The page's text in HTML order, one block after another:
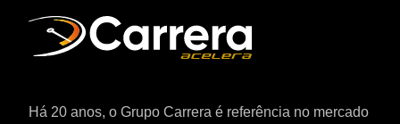
Há 20 anos, o Grupo Carrera é referência no mercado